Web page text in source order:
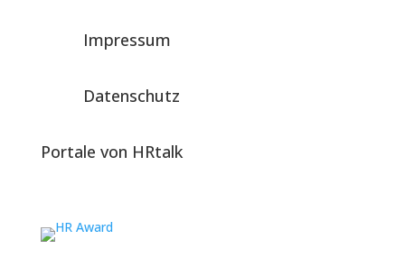
Impressum
Datenschutz
Portale von HRtalk